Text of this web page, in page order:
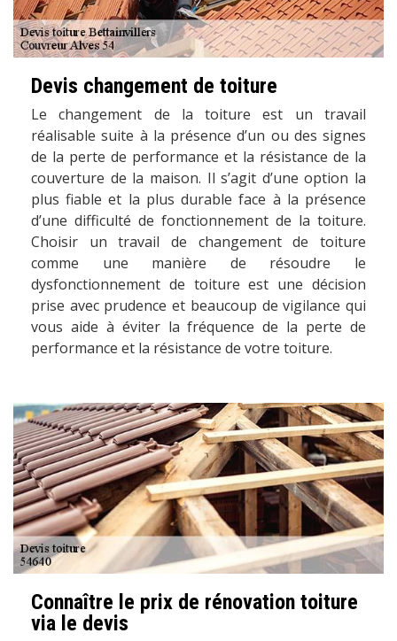
Devis changement de toiture
Le changement de la toiture est un travail
réalisable suite à la présence d’un ou des signes
de la perte de performance et la résistance de la
couverture de la maison. Il s’agit d’une option la
plus fiable et la plus durable face à la présence
d’une difficulté de fonctionnement de la toiture.
Choisir un travail de changement de toiture
comme une manière de résoudre le
dysfonctionnement de toiture est une décision
prise avec prudence et beaucoup de vigilance qui
vous aide à éviter la fréquence de la perte de
performance et la résistance de votre toiture.
Connaître le prix de rénovation toiture
via le devis